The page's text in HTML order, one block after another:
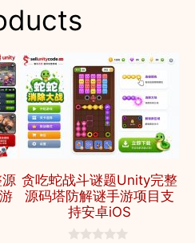
贪吃蛇战斗谜题Unity完整
源码塔防解谜手游项目支
持安卓iOS